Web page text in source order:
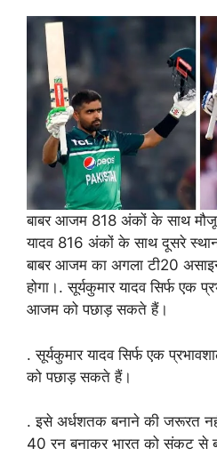
बाबर आजम 818 अंकों के साथ
यादव 816 अंकों के साथ दूसरे
बाबर आजम का अगला टी20
होगा।. सूर्यकुमार यादव सिर्फ एक
आजम को पछाड़ सकते हैं।
. सूर्यकुमार यादव सिर्फ एक
को पछाड़ सकते हैं।
. इसे अर्धशतक बनाने की जरूरत
40 रन बनाकर भारत को संकट से